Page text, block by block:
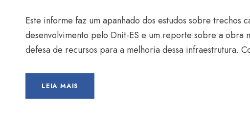
Este informe faz um apanhado dos estudos sobre trechos
desenvolvimento pelo Dnit-ES e um reporte sobre a obra
defesa de recursos para a melhoria dessa infraestrutura.
LEIA MAIS